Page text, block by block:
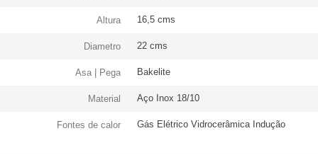
Altura 16,5 cms
Diametro 22 cms
Asa | Pega Bakelite
Material Aço Inox 18/10
Fontes de calor Gás Elétrico Vidrocerâmica Indução